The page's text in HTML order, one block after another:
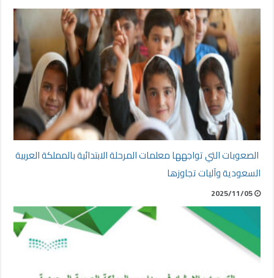
الصعوبات التي تواجهها معلمات المرحلة الابتدائية بالمملكة العربية
السعودية وآليات تجاوزها
2025/11/05